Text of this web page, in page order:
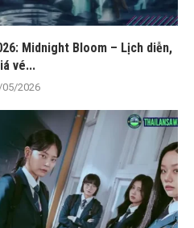
Midnight Bloom – Lịch diễn,
vé...
2026